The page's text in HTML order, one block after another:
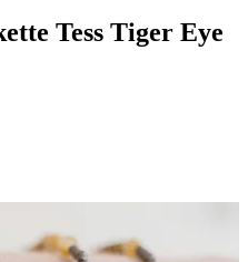
Tess Tiger Eye